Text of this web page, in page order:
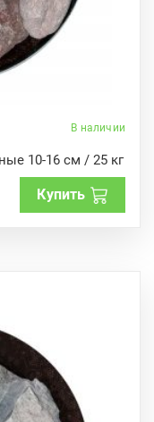
В наличии
10-16 см / 25 кг
Купить